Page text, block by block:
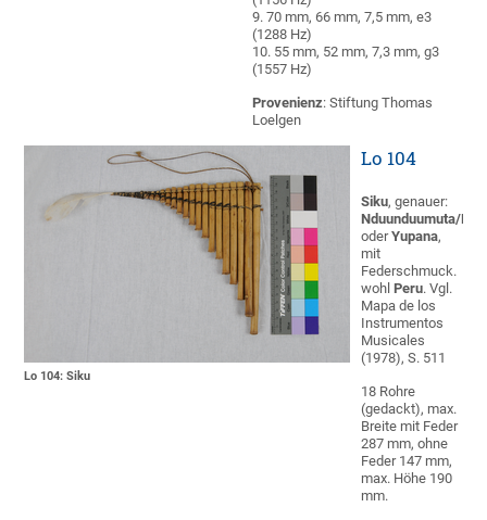
9. 70 mm, 66 mm, 7,5 mm, e3
(1288 Hz)
10. 55 mm, 52 mm, 7,3 mm, g3
(1557 Hz)
Provenienz: Stiftung Thomas
Loelgen
Lo 104: Siku
Lo 104
Siku, genauer:
Nduunduumuta/
oderYupana,
mit
Federschmuck.
wohlPeru. Vgl.
Mapa de los
Instrumentos
Musicales
(1978), S. 511
18 Rohre
(gedackt), max.
Breite mit Feder
287 mm, ohne
Feder 147 mm,
max. Höhe 190
mm.